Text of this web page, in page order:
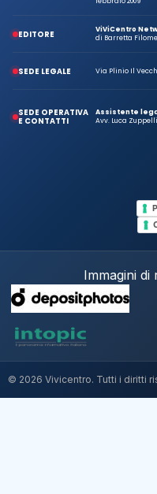
EDITORE
ViViCentro
di Barretta
SEDE LEGALE Via Plinio Il
SEDE OPERATIVA
E CONTATTI
Assistente
Avv. Luca Zuppelli
Immagini
© 2026 Vivicentro. Tutti i diritti